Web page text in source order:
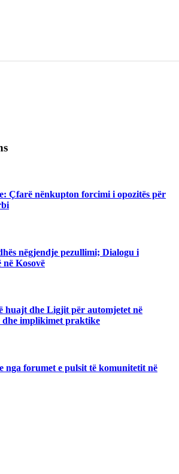
Çfarë nënkupton forcimi i opozitës për
nëgjendje pezullimi; Dialogu i
Kosovë
huajt dhe Ligjit për automjetet në
dhe implikimet praktike
nga forumet e pulsit të komunitetit në